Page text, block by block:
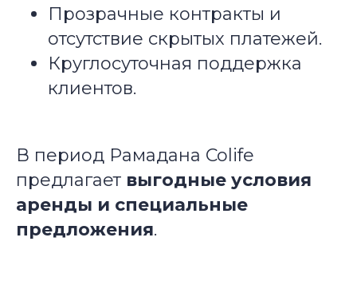
Прозрачные контракты и
отсутствие скрытых платежей.
Круглосуточная поддержка
клиентов.
В период Рамадана Colife
предлагает выгодные условия
аренды и специальные
предложения.